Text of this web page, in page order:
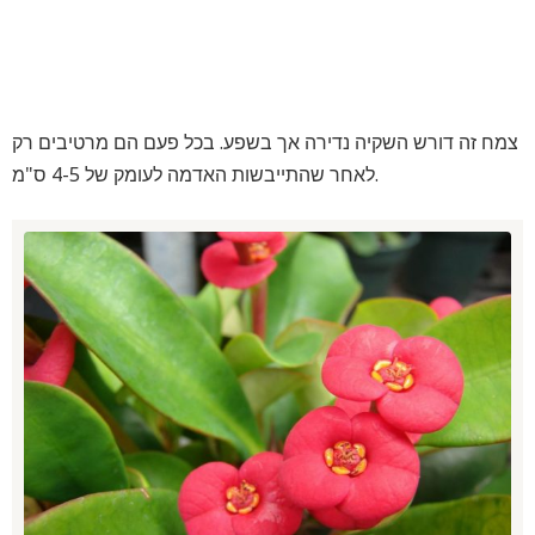
צמח זה דורש השקיה נדירה אך בשפע. בכל פעם הם מרטיבים רק
לאחר שהתייבשות האדמה לעומק של 4-5 ס"מ.